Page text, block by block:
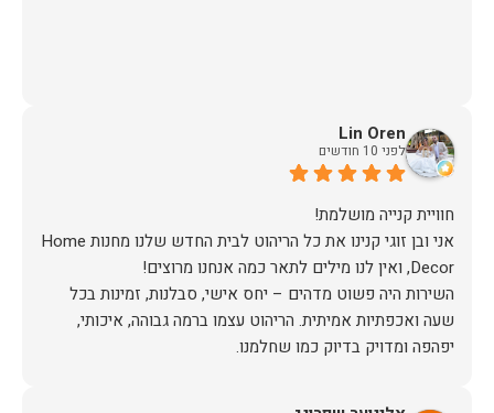
Lin Oren
לפני 10 חודשים
אני ובן זוגי קנינו את כל הריהוט לבית החדש שלנו מחנות Home
השירות היה פשוט מדהים – יחס אישי, סבלנות, זמינות בכל
שעה ואכפתיות אמיתית. הריהוט עצמו ברמה גבוהה, איכותי,